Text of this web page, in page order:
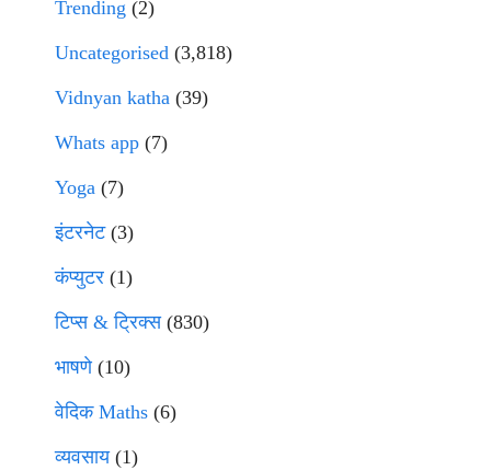
Trending (2)
Uncategorised (3,818)
Vidnyan katha (39)
Whats app (7)
Yoga (7)
इंटरनेट(3)
कंप्युटर (1)
टिप्स & ट्रिक्स(830)
भाषणे(10)
वेदिक Maths (6)
व्यवसाय(1)